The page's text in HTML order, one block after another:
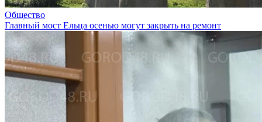
Общество
Главный мост Ельца осенью могут закрыть на ремонт